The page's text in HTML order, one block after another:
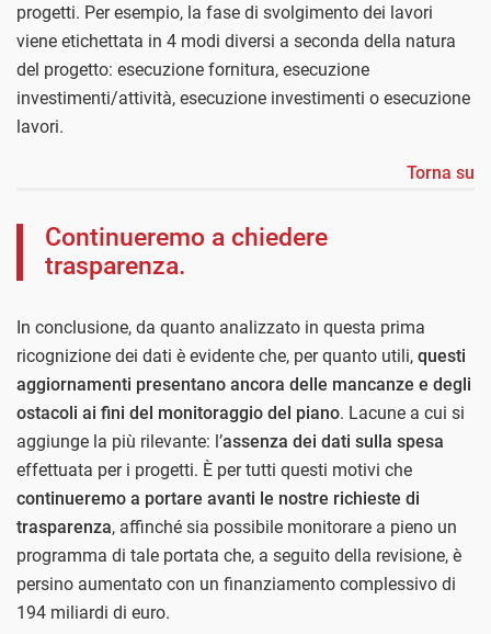
progetti. Per esempio, la fase di svolgimento dei lavori
viene etichettata in 4 modi diversi a seconda della natura
del progetto: esecuzione fornitura, esecuzione
investimenti/attività, esecuzione investimenti o esecuzione
lavori.
Torna su
Continueremo a chiedere
trasparenza.
In conclusione, da quanto analizzato in questa prima
ricognizione dei dati è evidente che, per quanto utili, questi
aggiornamenti presentano ancora delle mancanze e degli
ostacoli ai fini del monitoraggio del piano. Lacune a cui si
aggiunge la più rilevante: l’assenza dei dati sulla spesa
effettuata per i progetti. È per tutti questi motivi che
continueremo a portare avanti le nostre richieste di
trasparenza, affinché sia possibile monitorare a pieno un
programma di tale portata che, a seguito della revisione, è
persino aumentato con un finanziamento complessivo di
194 miliardi di euro.